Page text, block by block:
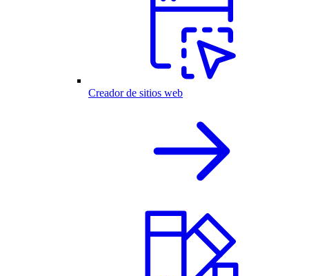
Creador de sitios web